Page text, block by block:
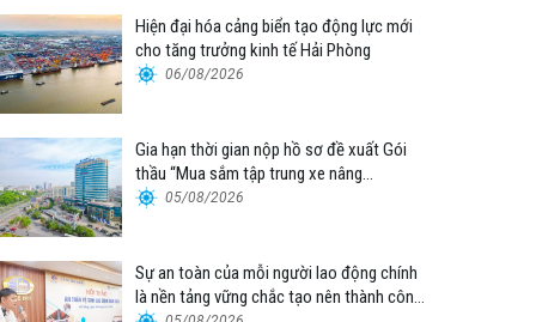
Hiện đại hóa cảng biển tạo động lực mới
cho tăng trưởng kinh tế Hải Phòng
06/08/2026
Gia hạn thời gian nộp hồ sơ đề xuất Gói
thầu “Mua sắm tập trung xe nâng
container thuộc Tổng công ty Hàng hải
05/08/2026
Sự an toàn của mỗi người lao động chính
là nền tảng vững chắc tạo nên thành công